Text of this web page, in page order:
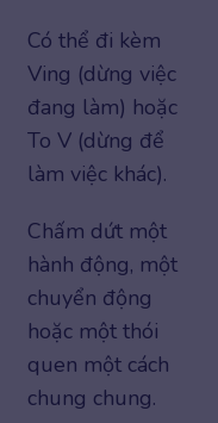
Có thể đi kèm
Ving (dừng việc
đang làm) hoặc
To V (dừng để
làm việc khác).
Chấm dứt một
hành động, một
chuyển động
hoặc một thói
quen một cách
chung chung.